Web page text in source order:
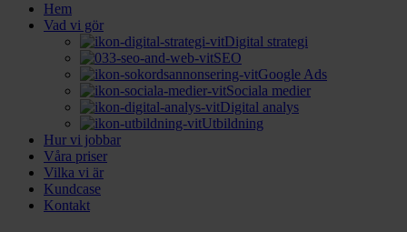
Hem
Vad vi gör
Digital strategi
SEO
Google Ads
Sociala medier
Digital analys
Utbildning
Hur vi jobbar
Våra priser
Vilka vi är
Kundcase
Kontakt